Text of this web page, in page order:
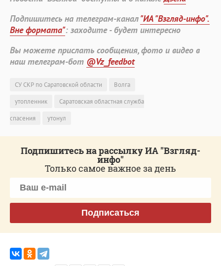
Подпишитесь на телеграм-канал"ИА "Взгляд-инфо".
Вне формата": заходите - будет интересно
Вы можете прислать сообщения, фото и видео в
наш телеграм-бот @Vz_feedbot
СУ СКР по Саратовской области
Волга
утопленник
Саратовская областная служба
спасения
утонул
Подпишитесь на рассылку ИА "Взгляд-
инфо"
Только самое важное за день
Подписаться